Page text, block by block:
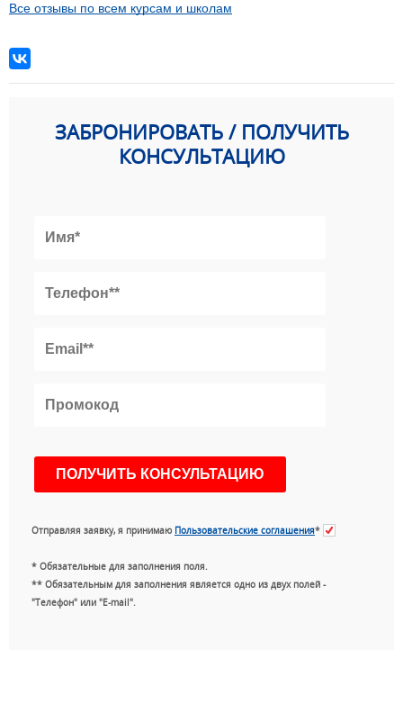
Все отзывы по всем курсам и школам
ЗАБРОНИРОВАТЬ / ПОЛУЧИТЬ
КОНСУЛЬТАЦИЮ
Отправляя заявку, я принимаю Пользовательские соглашения*
* Обязательные для заполнения поля.
** Обязательным для заполнения является одно из двух полей -
"Телефон" или "E-mail".